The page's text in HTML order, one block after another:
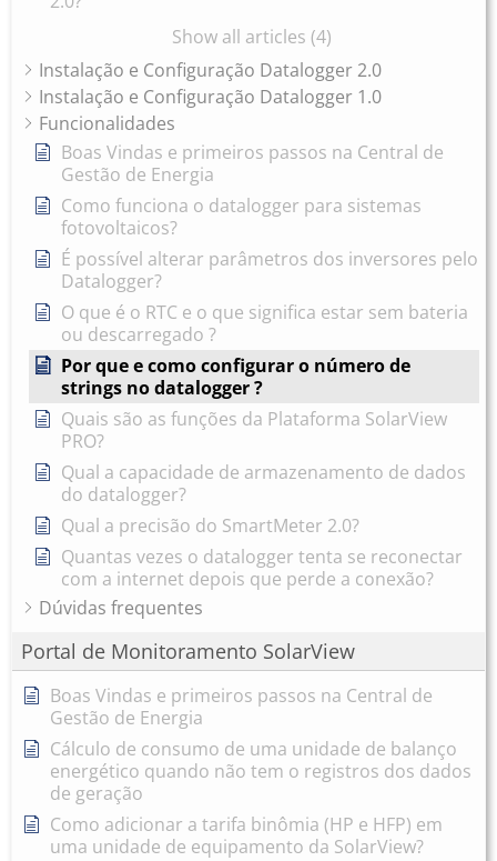
Show all articles (4)
Instalação e Configuração Datalogger 2.0
Instalação e Configuração Datalogger 1.0
Funcionalidades
Boas Vindas e primeiros passos na Central de
Gestão de Energia
Como funciona o datalogger para sistemas
fotovoltaicos?
É possível alterar parâmetros dos inversores pelo
Datalogger?
O que é o RTC e o que significa estar sem bateria
ou descarregado ?
Por que e como configurar o número de
strings no datalogger ?
Quais são as funções da Plataforma SolarView
PRO?
Qual a capacidade de armazenamento de dados
do datalogger?
Qual a precisão do SmartMeter 2.0?
Quantas vezes o datalogger tenta se reconectar
com a internet depois que perde a conexão?
Dúvidas frequentes
Portal de Monitoramento SolarView
Boas Vindas e primeiros passos na Central de
Gestão de Energia
Cálculo de consumo de uma unidade de balanço
energético quando não tem o registros dos dados
de geração
Como adicionar a tarifa binômia (HP e HFP) em
uma unidade de equipamento da SolarView?